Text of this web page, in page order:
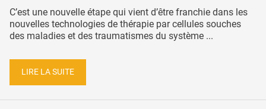
C’est une nouvelle étape qui vient d’être franchie dans les
nouvelles technologies de thérapie par cellules souches
des maladies et des traumatismes du système ...
LIRE LA SUITE